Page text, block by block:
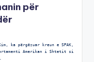
për
ka përgëzuar kreun e SPAK,
Amerikan i Shtetit si